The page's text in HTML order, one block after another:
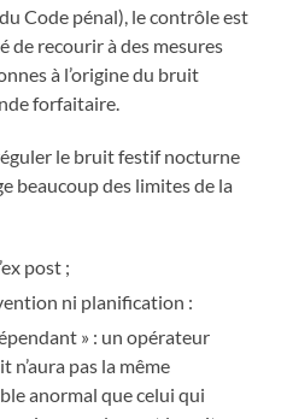
Code pénal), le contrôle est
de recourir à des mesures
à l’origine du bruit
forfaitaire.
le bruit festif nocturne
beaucoup des limites de la
post ;
ni planification :
» : un opérateur
n’aura pas la même
anormal que celui qui